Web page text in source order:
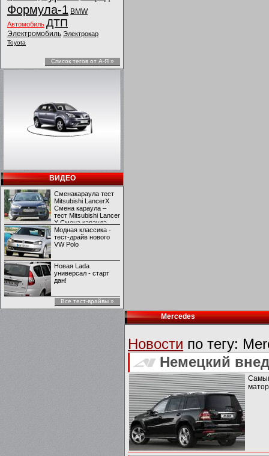
Формула-1 BMW
Автомобиль ДТП
Электромобиль Электрокар
Toyota
Список тегов от А-Я »
ВИДЕО
Сменакараула тест
Mitsubishi LancerX
Смена караула –
тест Mitsubishi Lancer
X Смена караула –
тест Mitsubishi Lancer
X
Модная классика -
тест-драйв нового
VW Polo
Новая Lada
универсал - старт
дан!
Все тест-врайвы »
Mercedes
Новости по тегу:
Немецкий